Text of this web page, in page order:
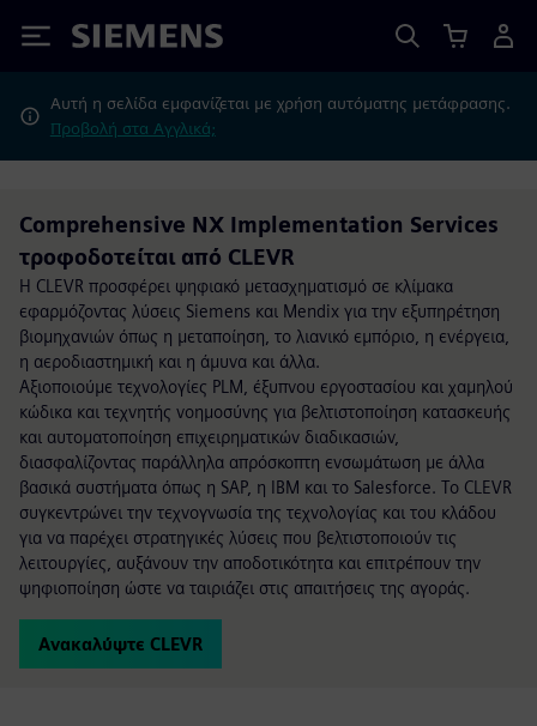
Siemens
Αυτή η σελίδα εμφανίζεται με χρήση αυτόματης μετάφρασης.
Προβολή στα Αγγλικά;
Comprehensive NX Implementation Services
τροφοδοτείται από CLEVR
Η CLEVR προσφέρει ψηφιακό μετασχηματισμό σε κλίμακα
εφαρμόζοντας λύσεις Siemens και Mendix για την εξυπηρέτηση
βιομηχανιών όπως η μεταποίηση, το λιανικό εμπόριο, η ενέργεια,
η αεροδιαστημική και η άμυνα και άλλα.
Αξιοποιούμε τεχνολογίες PLM, έξυπνου εργοστασίου και χαμηλού
κώδικα και τεχνητής νοημοσύνης για βελτιστοποίηση κατασκευής
και αυτοματοποίηση επιχειρηματικών διαδικασιών,
διασφαλίζοντας παράλληλα απρόσκοπτη ενσωμάτωση με άλλα
βασικά συστήματα όπως η SAP, η IBM και το Salesforce. Το CLEVR
συγκεντρώνει την τεχνογνωσία της τεχνολογίας και του κλάδου
για να παρέχει στρατηγικές λύσεις που βελτιστοποιούν τις
λειτουργίες, αυξάνουν την αποδοτικότητα και επιτρέπουν την
ψηφιοποίηση ώστε να ταιριάζει στις απαιτήσεις της αγοράς.
Ανακαλύψτε CLEVR